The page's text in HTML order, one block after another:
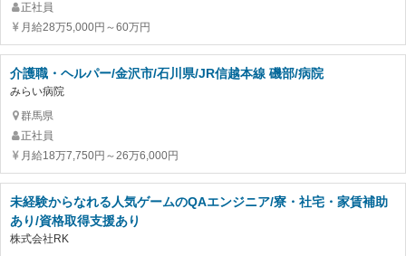
正社員
月給28万5,000円～60万円
介護職・ヘルパー/金沢市/石川県/JR信越本線 磯部/病院
みらい病院
群馬県
正社員
月給18万7,750円～26万6,000円
未経験からなれる人気ゲームのQAエンジニア/寮・社宅・家賃補助
あり/資格取得支援あり
株式会社RK